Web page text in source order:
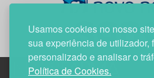
Usamos cookies no nosso
sua experiência de utilizador,
personalizado e analisar o
Política de Cookies.